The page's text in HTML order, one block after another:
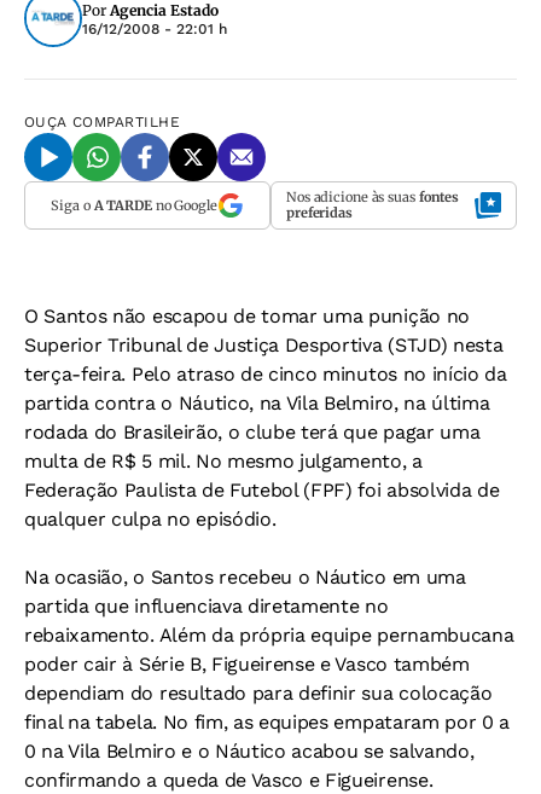
PorAgencia Estado
16/12/2008 - 22:01 h
OUÇA COMPARTILHE
Siga o A TARDEno Google Nos adicione às suas fontes
preferidas
O Santos não escapou de tomar uma punição no
Superior Tribunal de Justiça Desportiva (STJD) nesta
terça-feira. Pelo atraso de cinco minutos no início da
partida contra o Náutico, na Vila Belmiro, na última
rodada do Brasileirão, o clube terá que pagar uma
multa de R$ 5 mil. No mesmo julgamento, a
Federação Paulista de Futebol (FPF) foi absolvida de
qualquer culpa no episódio.
Na ocasião, o Santos recebeu o Náutico em uma
partida que influenciava diretamente no
rebaixamento. Além da própria equipe pernambucana
poder cair à Série B, Figueirense e Vasco também
dependiam do resultado para definir sua colocação
final na tabela. No fim, as equipes empataram por 0 a
0 na Vila Belmiro e o Náutico acabou se salvando,
confirmando a queda de Vasco e Figueirense.